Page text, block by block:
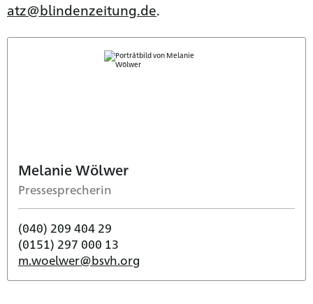
atz@blindenzeitung.de.
Melanie Wölwer
Pressesprecherin
(040) 209 404 29
(0151) 297 000 13
m.woelwer@bsvh.org